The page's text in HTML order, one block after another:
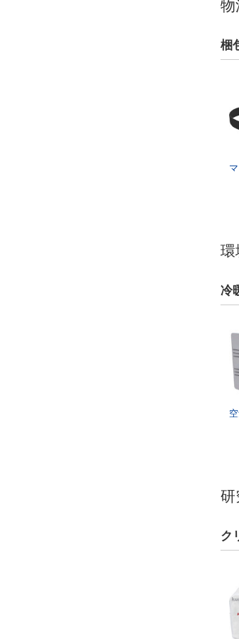
物
梱
環
冷
研
ク